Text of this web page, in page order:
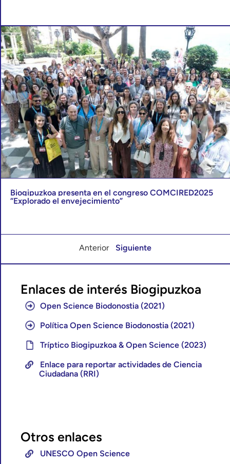
Biogipuzkoa presenta en el congreso COMCIRED2025
“Explorado el envejecimiento”
Anterior Siguiente
Enlaces de interés Biogipuzkoa
Open Science Biodonostia (2021)
Política Open Science Biodonostia (2021)
Tríptico Biogipuzkoa & Open Science (2023)
Enlace para reportar actividades de Ciencia
Ciudadana (RRI)
Otros enlaces
UNESCO Open Science